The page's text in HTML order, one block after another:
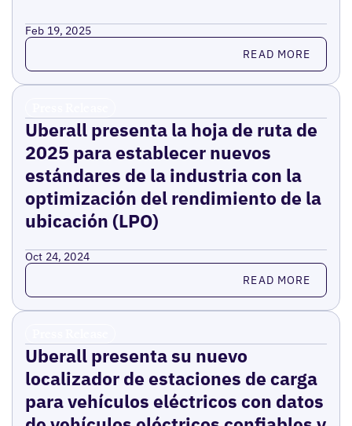
Feb 19, 2025
Read more READ MORE
Uberall presenta la hoja de ruta de
2025 para establecer nuevos
estándares de la industria con la
optimización del rendimiento de la
ubicación (LPO)
Oct 24, 2024
Read more READ MORE
Uberall presenta su nuevo
localizador de estaciones de carga
para vehículos eléctricos con datos